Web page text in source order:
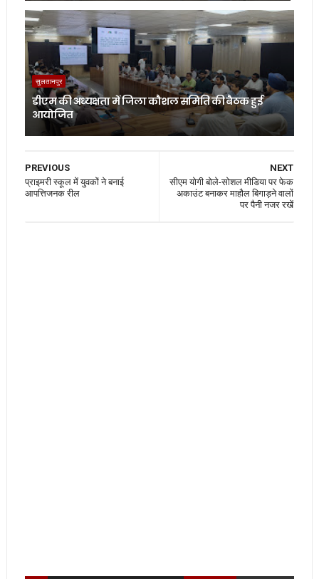
सुलतानपुर
डीएम की अध्यक्षता में जिला कौशल समिति की बैठक हुई
आयोजित
NEXT
सीएम योगी बोले-सोशल मीडिया पर फेक
अकाउंट बनाकर माहौल बिगाड़ने वालों
पर पैनी नजर रखें
PREVIOUS
प्राइमरी स्कूल में युवकों ने बनाई
आपत्तिजनक रील